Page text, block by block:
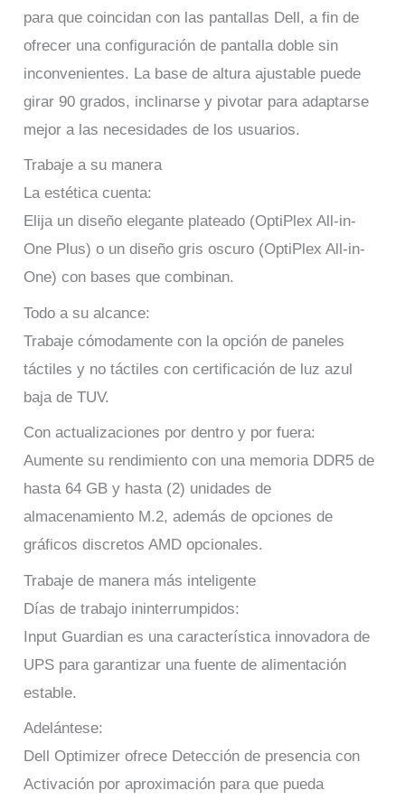
para que coincidan con las pantallas Dell, a fin de
ofrecer una configuración de pantalla doble sin
inconvenientes. La base de altura ajustable puede
girar 90 grados, inclinarse y pivotar para adaptarse
mejor a las necesidades de los usuarios.
Trabaje a su manera
La estética cuenta:
Elija un diseño elegante plateado (OptiPlex All-in-
One Plus) o un diseño gris oscuro (OptiPlex All-in-
One) con bases que combinan.
Todo a su alcance:
Trabaje cómodamente con la opción de paneles
táctiles y no táctiles con certificación de luz azul
baja de TUV.
Con actualizaciones por dentro y por fuera:
Aumente su rendimiento con una memoria DDR5 de
hasta 64 GB y hasta (2) unidades de
almacenamiento M.2, además de opciones de
gráficos discretos AMD opcionales.
Trabaje de manera más inteligente
Días de trabajo ininterrumpidos:
Input Guardian es una característica innovadora de
UPS para garantizar una fuente de alimentación
estable.
Adelántese:
Dell Optimizer ofrece Detección de presencia con
Activación por aproximación para que pueda